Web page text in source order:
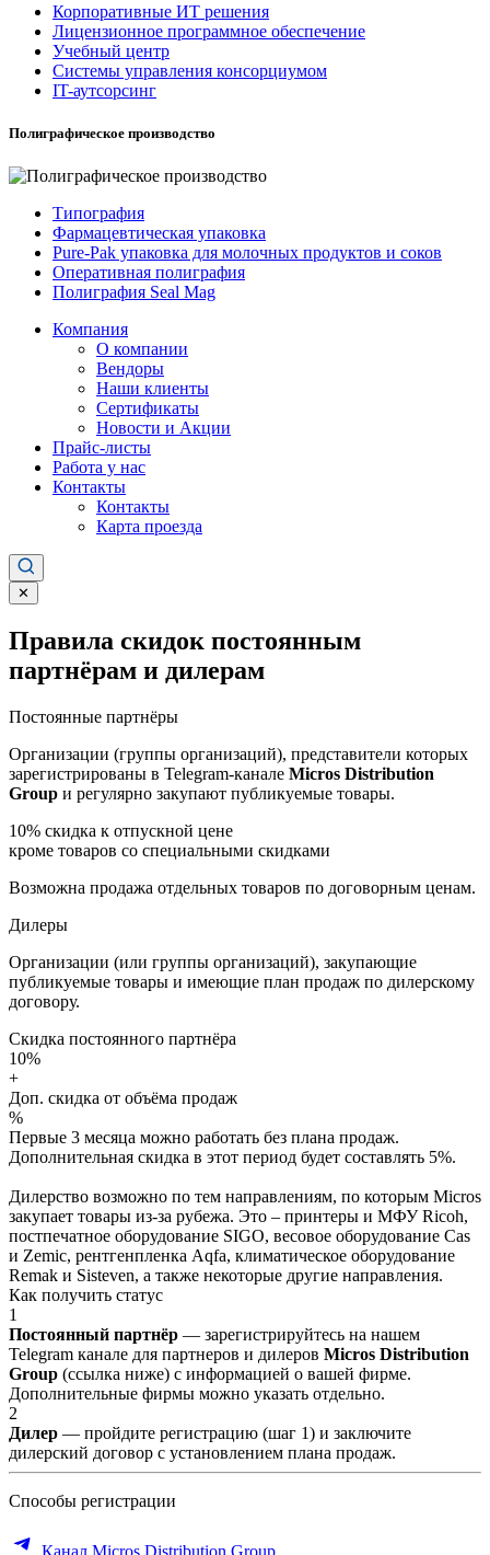
Корпоративные ИТ решения
Лицензионное программное обеспечение
Учебный центр
Системы управления консорциумом
IT-аутсорсинг
Полиграфическое производство
Типография
Фармацевтическая упаковка
Pure-Pak упаковка для молочных продуктов и соков
Оперативная полиграфия
Полиграфия Seal Mag
Компания
О компании
Вендоры
Наши клиенты
Сертификаты
Новости и Акции
Прайс-листы
Работа у нас
Контакты
Контакты
Карта проезда
✕
Правила скидок постоянным
партнёрам и дилерам
Постоянные партнёры
Организации (группы организаций), представители которых
зарегистрированы в Telegram-канале Micros Distribution
Group и регулярно закупают публикуемые товары.
10% скидка к отпускной цене
кроме товаров со специальными скидками
Возможна продажа отдельных товаров по договорным ценам.
Дилеры
Организации (или группы организаций), закупающие
публикуемые товары и имеющие план продаж по дилерскому
договору.
Скидка постоянного партнёра
10%
+
Доп. скидка от объёма продаж
%
Первые 3 месяца можно работать без плана продаж.
Дополнительная скидка в этот период будет составлять 5%.
Дилерство возможно по тем направлениям, по которым Micros
закупает товары из-за рубежа. Это – принтеры и МФУ Ricoh,
постпечатное оборудование SIGO, весовое оборудование Cas
и Zemic, рентгенпленка Aqfa, климатическое оборудование
Remak и Sisteven, а также некоторые другие направления.
Как получить статус
1
Постоянный партнёр — зарегистрируйтесь на нашем
Telegram канале для партнеров и дилеров Micros Distribution
Group (ссылка ниже) с информацией о вашей фирме.
Дополнительные фирмы можно указать отдельно.
2
Дилер — пройдите регистрацию (шаг 1) и заключите
дилерский договор с установлением плана продаж.
Способы регистрации
Канал Micros Distribution Group